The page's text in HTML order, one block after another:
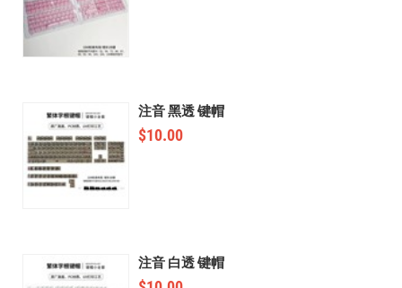
注音 黑透 键帽
$10.00
注音 白透 键帽